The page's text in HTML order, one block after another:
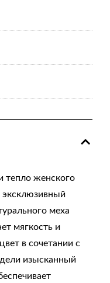
тепло женского
эксклюзивный
меха
мягкость и
в сочетании с
изысканный